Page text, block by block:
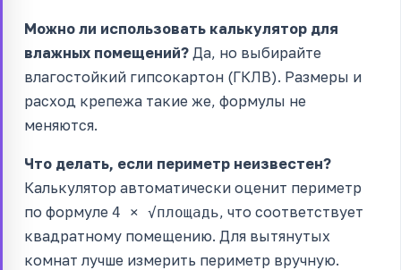
Можно ли использовать калькулятор для
влажных помещений? Да, но выбирайте
влагостойкий гипсокартон (ГКЛВ). Размеры и
расход крепежа такие же, формулы не
меняются.
Что делать, если периметр неизвестен?
Калькулятор автоматически оценит периметр
по формуле 4 × √площадь, что соответствует
квадратному помещению. Для вытянутых
комнат лучше измерить периметр вручную.